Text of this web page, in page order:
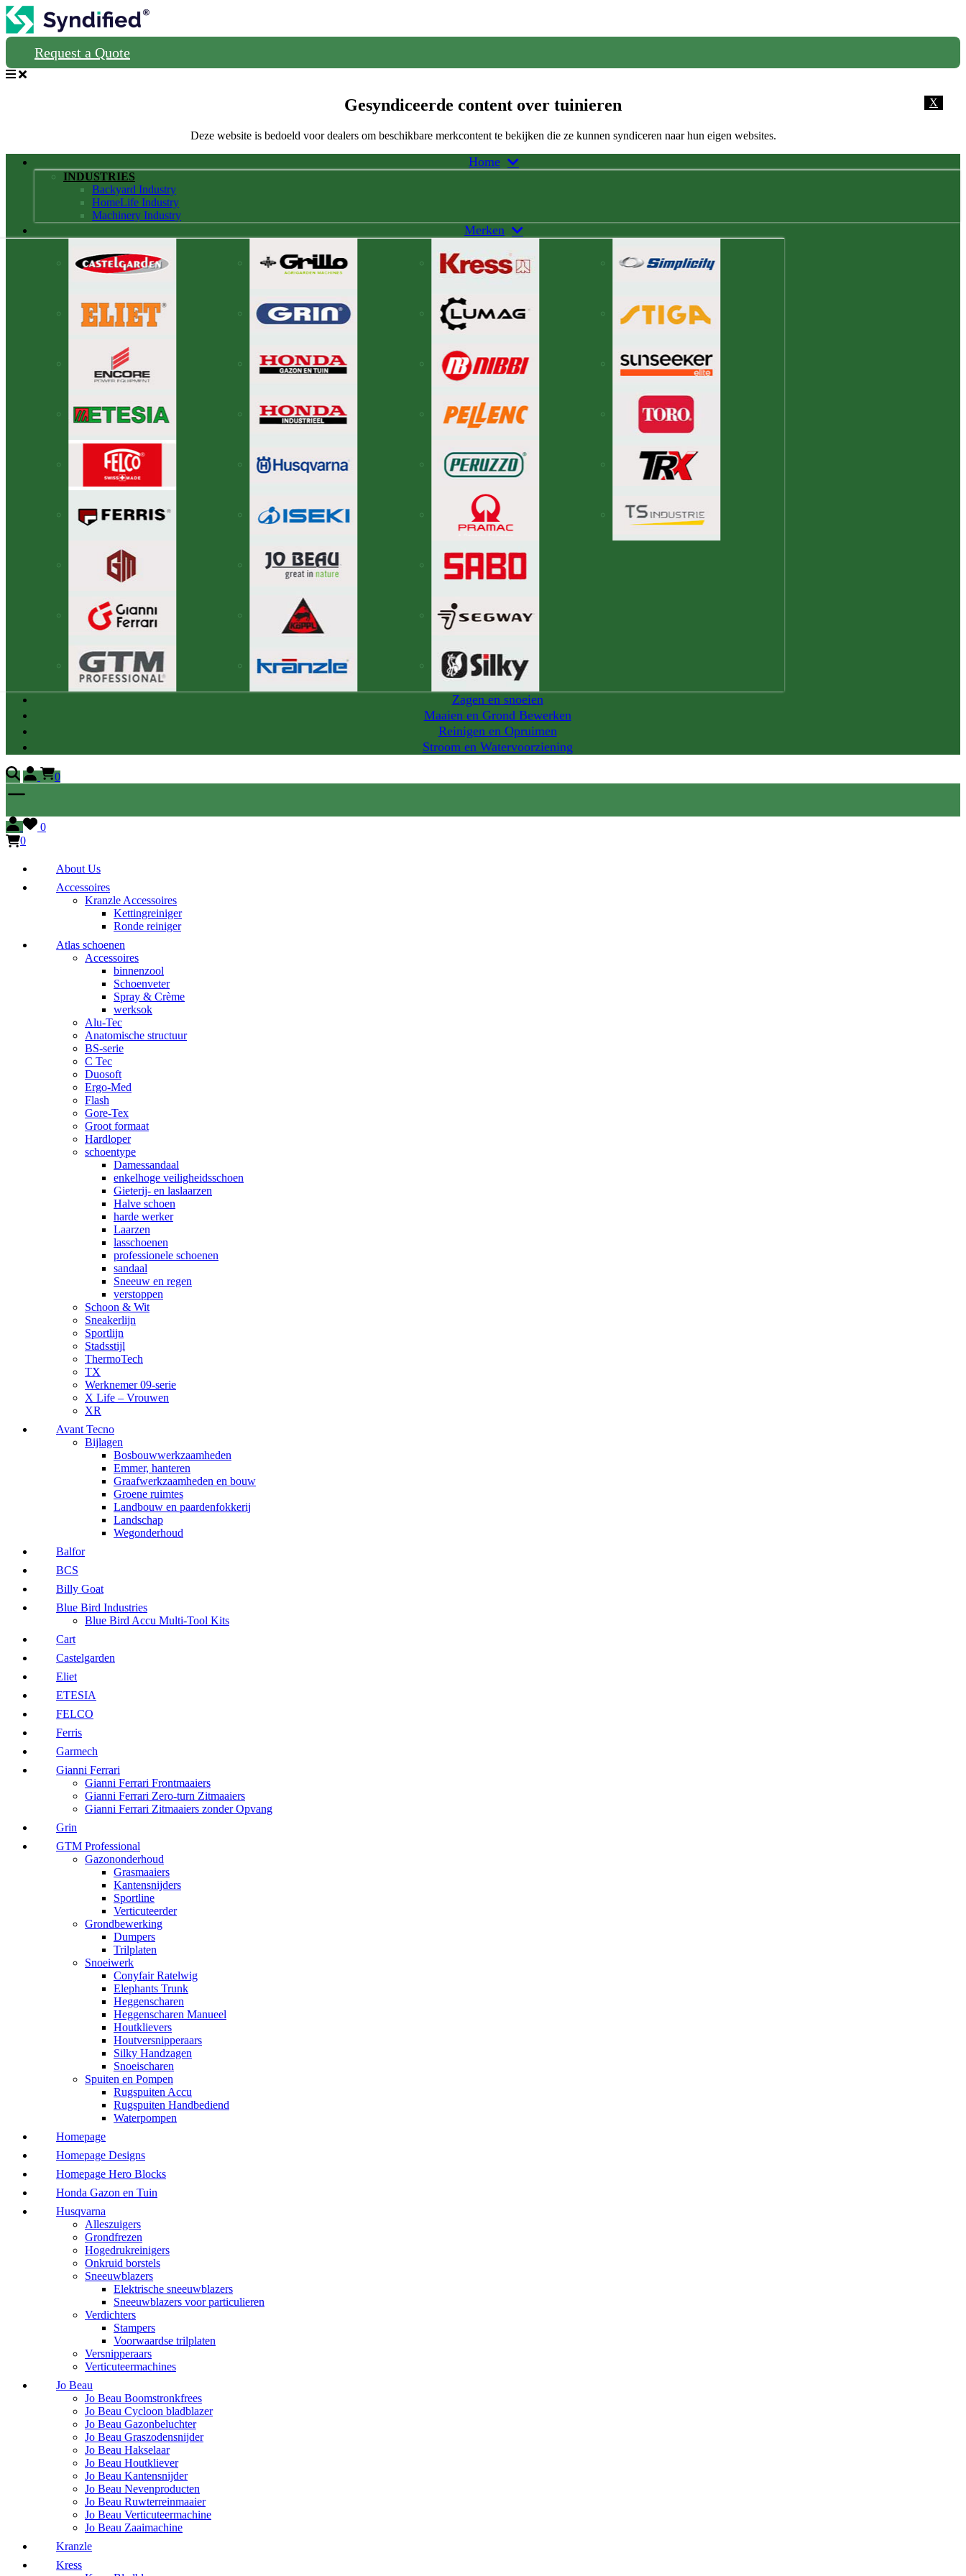
Request a Quote
X
Gesyndiceerde content over tuinieren
Deze website is bedoeld voor dealers om beschikbare merkcontent te bekijken die ze kunnen syndiceren naar hun eigen websites.
Home
INDUSTRIES
Backyard Industry
HomeLife Industry
Machinery Industry
Merken
Zagen en snoeien
Maaien en Grond Bewerken
Reinigen en Opruimen
Stroom en Watervoorziening
0
0
0
About Us
Accessoires
Kranzle Accessoires
Kettingreiniger
Ronde reiniger
Atlas schoenen
Accessoires
binnenzool
Schoenveter
Spray & Crème
werksok
Alu-Tec
Anatomische structuur
BS-serie
C Tec
Duosoft
Ergo-Med
Flash
Gore-Tex
Groot formaat
Hardloper
schoentype
Damessandaal
enkelhoge veiligheidsschoen
Gieterij- en laslaarzen
Halve schoen
harde werker
Laarzen
lasschoenen
professionele schoenen
sandaal
Sneeuw en regen
verstoppen
Schoon & Wit
Sneakerlijn
Sportlijn
Stadsstijl
ThermoTech
TX
Werknemer 09-serie
X Life – Vrouwen
XR
Avant Tecno
Bijlagen
Bosbouwwerkzaamheden
Emmer, hanteren
Graafwerkzaamheden en bouw
Groene ruimtes
Landbouw en paardenfokkerij
Landschap
Wegonderhoud
Balfor
BCS
Billy Goat
Blue Bird Industries
Blue Bird Accu Multi-Tool Kits
Cart
Castelgarden
Eliet
ETESIA
FELCO
Ferris
Garmech
Gianni Ferrari
Gianni Ferrari Frontmaaiers
Gianni Ferrari Zero-turn Zitmaaiers
Gianni Ferrari Zitmaaiers zonder Opvang
Grin
GTM Professional
Gazononderhoud
Grasmaaiers
Kantensnijders
Sportline
Verticuteerder
Grondbewerking
Dumpers
Trilplaten
Snoeiwerk
Conyfair Ratelwig
Elephants Trunk
Heggenscharen
Heggenscharen Manueel
Houtklievers
Houtversnipperaars
Silky Handzagen
Snoeischaren
Spuiten en Pompen
Rugspuiten Accu
Rugspuiten Handbediend
Waterpompen
Homepage
Homepage Designs
Homepage Hero Blocks
Honda Gazon en Tuin
Husqvarna
Alleszuigers
Grondfrezen
Hogedrukreinigers
Onkruid borstels
Sneeuwblazers
Elektrische sneeuwblazers
Sneeuwblazers voor particulieren
Verdichters
Stampers
Voorwaardse trilplaten
Versnipperaars
Verticuteermachines
Jo Beau
Jo Beau Boomstronkfrees
Jo Beau Cycloon bladblazer
Jo Beau Gazonbeluchter
Jo Beau Graszodensnijder
Jo Beau Hakselaar
Jo Beau Houtkliever
Jo Beau Kantensnijder
Jo Beau Nevenproducten
Jo Beau Ruwterreinmaaier
Jo Beau Verticuteermachine
Jo Beau Zaaimachine
Kranzle
Kress